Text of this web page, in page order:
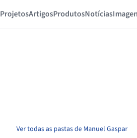
ProjetosArtigosProdutosNotícias
Ver todas as pastas de Manuel Gaspar